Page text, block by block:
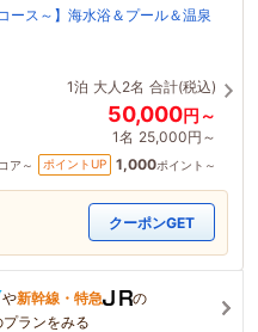
ース～】海水浴＆プール＆温泉
1泊 大人2名 合計(税込)
50,000円～
1名 25,000円～
ア～ ポイントUP 1,000ポイント～
クーポンGET
や新幹線・特急
の
ランをみる